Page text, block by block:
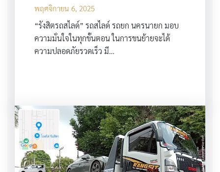
พฤศจิกายน 6, 2025
“รังสิตรถสไลด์” รถสไลด์ รถยก นครนายก มอบ
ความมั่นใจในทุกขั้นตอน ในการขนย้ายจะได้
ความปลอดภัยรวดเร็ว มี…